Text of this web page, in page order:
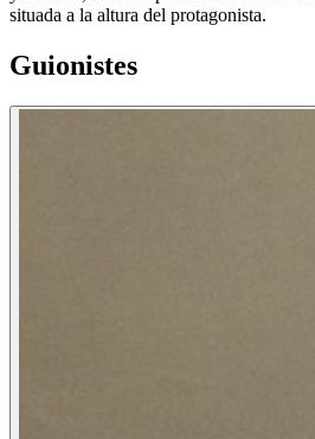
situada a la altura del protagonista.
Guionistes